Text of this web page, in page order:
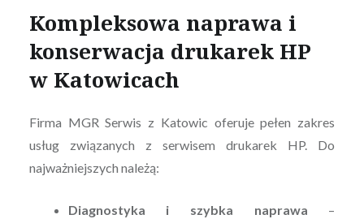
Kompleksowa naprawa i
konserwacja drukarek HP
w Katowicach
Firma MGR Serwis z Katowic oferuje pełen zakres
usług związanych z serwisem drukarek HP. Do
najważniejszych należą:
Diagnostyka i szybka naprawa –